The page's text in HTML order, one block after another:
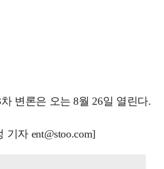
변론은 오는 8월 26일 열린다.
자 ent@stoo.com]